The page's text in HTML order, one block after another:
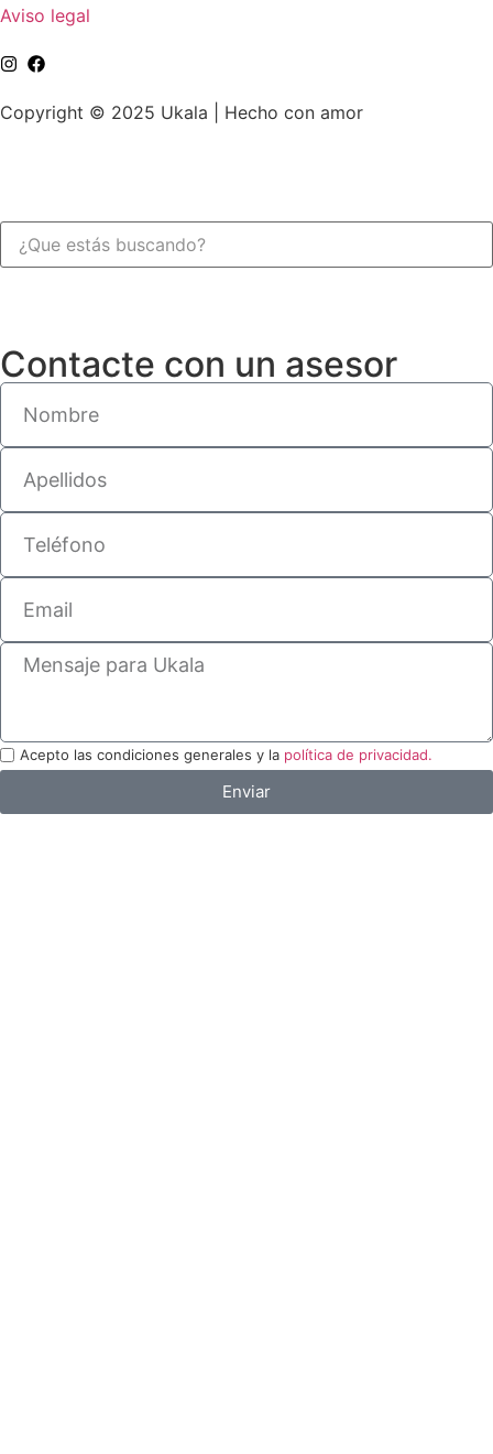
Aviso legal
Copyright © 2025 Ukala | Hecho con amor
Contacte con un asesor
Acepto las condiciones generales y la política de privacidad.
Enviar